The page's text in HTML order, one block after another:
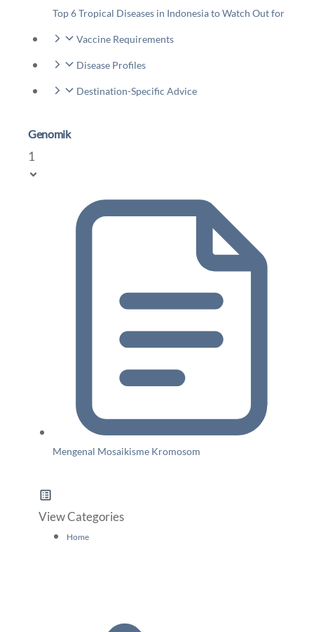
Top 6 Tropical Diseases in Indonesia to Watch Out for
Vaccine Requirements
Disease Profiles
Destination-Specific Advice
Genomik
1
Mengenal Mosaikisme Kromosom
View Categories
Home